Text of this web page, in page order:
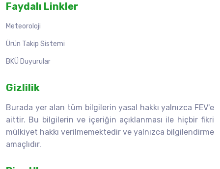
Faydalı Linkler
Meteoroloji
Ürün Takip Sistemi
BKÜ Duyurular
Gizlilik
Burada yer alan tüm bilgilerin yasal hakkı yalnızca FEV'e
aittir. Bu bilgilerin ve içeriğin açıklanması ile hiçbir fikri
mülkiyet hakkı verilmemektedir ve yalnızca bilgilendirme
amaçlıdır.